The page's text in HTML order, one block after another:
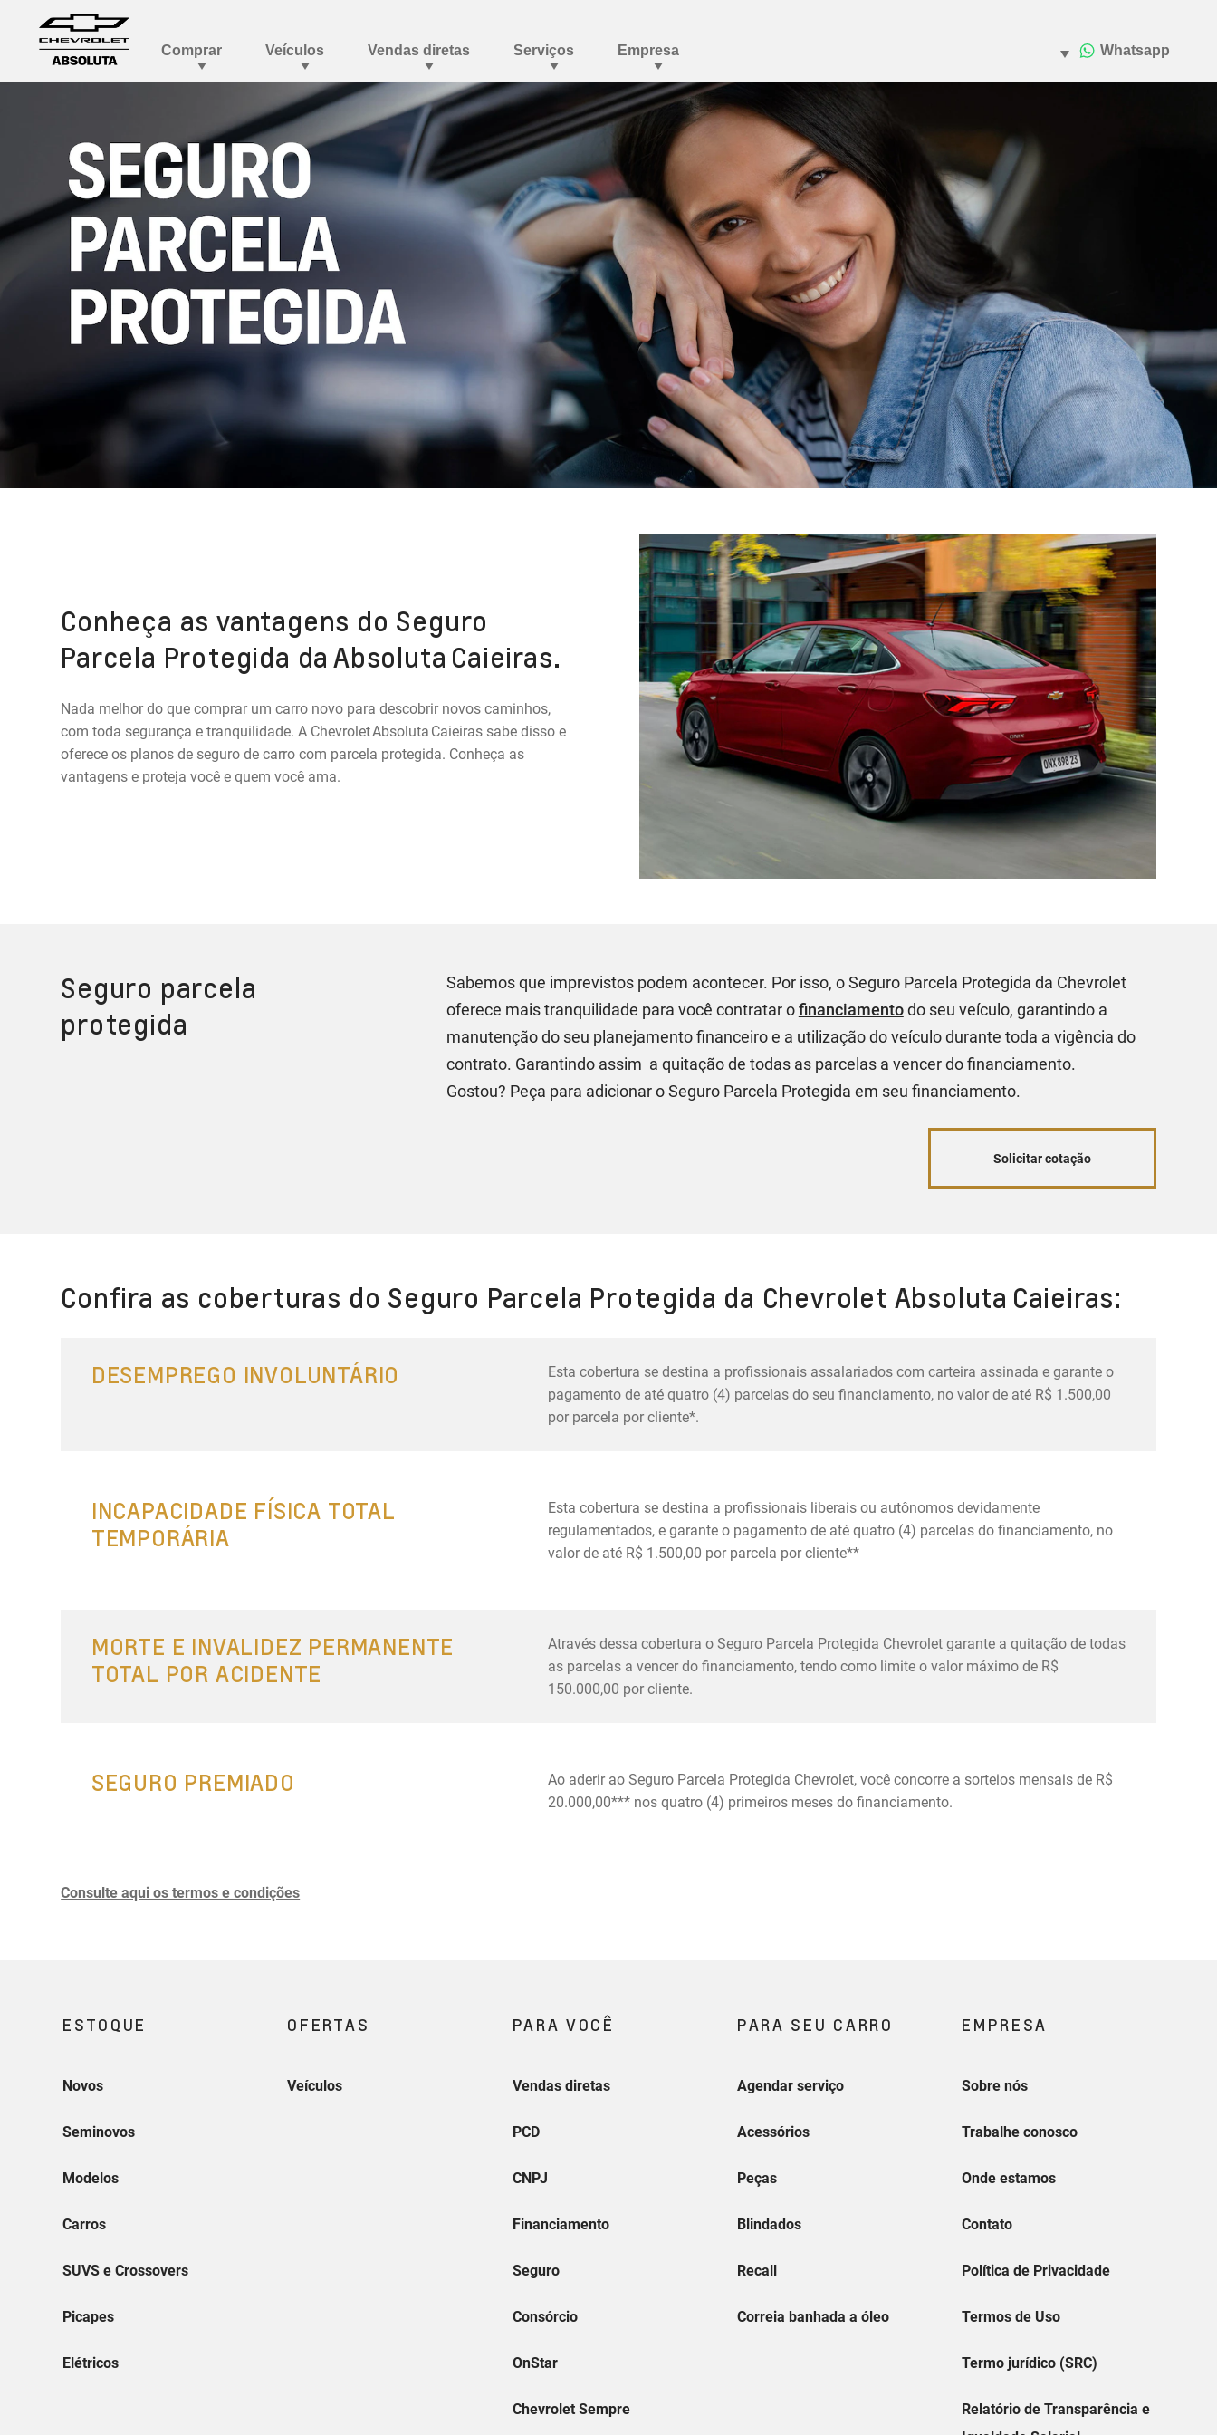
Conheça as vantagens do Seguro
Parcela Protegida da Absoluta Caieiras.
Nada melhor do que comprar um carro novo para descobrir novos caminhos,
com toda segurança e tranquilidade. A Chevrolet Absoluta Caieiras sabe disso e
oferece os planos de seguro de carro com parcela protegida. Conheça as
vantagens e proteja você e quem você ama.
Seguro parcela
protegida
Sabemos que imprevistos podem acontecer. Por isso, o Seguro Parcela Protegida da Chevrolet
oferece mais tranquilidade para você contratar ofinanciamentodo seu veículo, garantindo a
manutenção do seu planejamento financeiro e a utilização do veículo durante toda a vigência do
contrato. Garantindo assim a quitação de todas as parcelas a vencer do financiamento.
Gostou? Peça para adicionar o Seguro Parcela Protegida em seu financiamento.
Solicitar cotação
Confira as coberturas do Seguro Parcela Protegida da Chevrolet Absoluta Caieiras:
DESEMPREGO INVOLUNTÁRIO
Esta cobertura se destina a profissionais assalariados com carteira assinada e garante o
pagamento de até quatro (4) parcelas do seu financiamento, no valor de até R$ 1.500,00
por parcela por cliente*.
INCAPACIDADE FÍSICA TOTAL
TEMPORÁRIA
Esta cobertura se destina a profissionais liberais ou autônomos devidamente
regulamentados, e garante o pagamento de até quatro (4) parcelas do financiamento, no
valor de até R$ 1.500,00 por parcela por cliente**
MORTE E INVALIDEZ PERMANENTE
TOTAL POR ACIDENTE
Através dessa cobertura o Seguro Parcela Protegida Chevrolet garante a quitação de todas
as parcelas a vencer do financiamento, tendo como limite o valor máximo de R$
150.000,00 por cliente.
SEGURO PREMIADO
Ao aderir ao Seguro Parcela Protegida Chevrolet, você concorre a sorteios mensais de R$
20.000,00*** nos quatro (4) primeiros meses do financiamento.
Consulte aqui os termos e condições